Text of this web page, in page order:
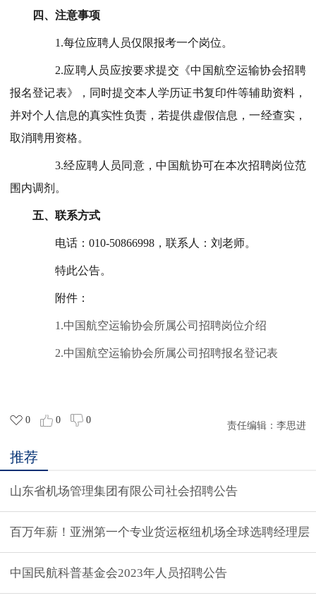
四、注意事项
1.每位应聘人员仅限报考一个岗位。
2.应聘人员应按要求提交《中国航空运输协会招聘
报名登记表》，同时提交本人学历证书复印件等辅助资料，
并对个人信息的真实性负责，若提供虚假信息，一经查实，
取消聘用资格。
3.经应聘人员同意，中国航协可在本次招聘岗位范
围内调剂。
五、联系方式
电话： 010-50866998 ，联系人： 刘老师。
特此公告。
附件：
1.中国航空运输协会所属公司 招聘岗位介绍
2.中国航空运输协会所属公司 招聘报名登记表
0 0 0
责任编辑： 李思进
推荐
山东省机场管理集团有限公司社会招聘公告
百万年薪！亚洲第一个专业货运枢纽机场全球选聘经理层
中国民航科普基金会2023年人员招聘公告